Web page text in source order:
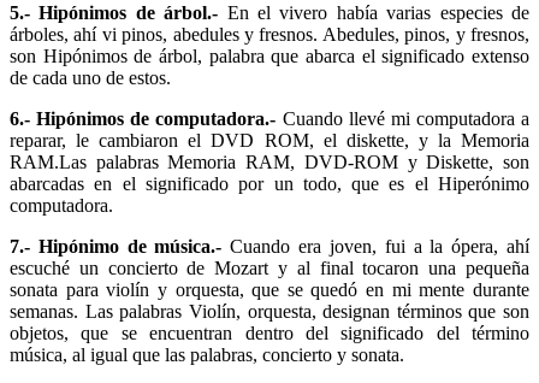
5.- Hipónimos de árbol.- En el vivero había varias especies de
árboles, ahí vi pinos, abedules y fresnos. Abedules, pinos, y fresnos,
son Hipónimos de árbol, palabra que abarca el significado extenso
de cada uno de estos.
6.- Hipónimos de computadora.- Cuando llevé mi computadora a
reparar, le cambiaron el DVD ROM, el diskette, y la Memoria
RAM.Las palabras Memoria RAM, DVD-ROM y Diskette, son
abarcadas en el significado por un todo, que es el Hiperónimo
computadora.
7.- Hipónimo de música.-Cuando era joven, fui a la ópera, ahí
escuché un concierto de Mozart y al final tocaron una pequeña
sonata para violín y orquesta, que se quedó en mi mente durante
semanas. Las palabras Violín, orquesta, designan términos que son
objetos, que se encuentran dentro del significado del término
música, al igual que las palabras, concierto y sonata.